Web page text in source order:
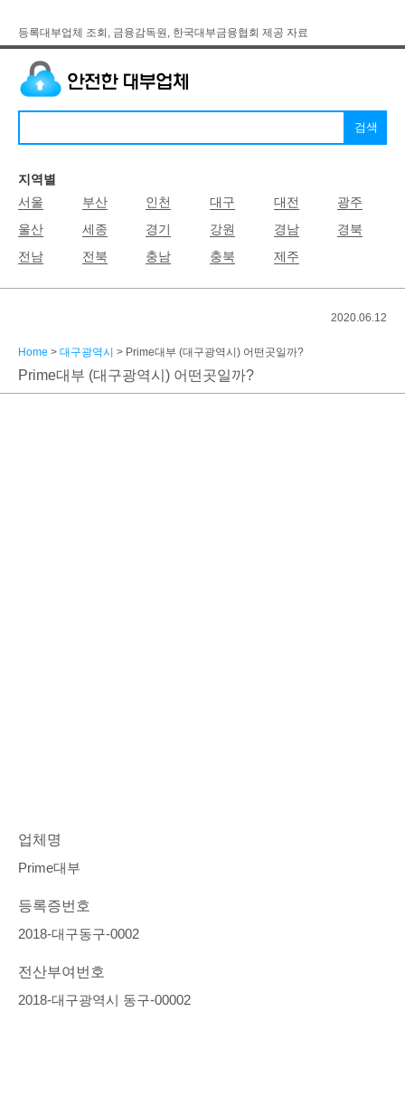
등록대부업체 조회, 금융감독원, 한국대부금융협회 제공 자료
지역별
서울
부산 인천 대구 대전
광주
울산
세종 경기 강원 경남
경북
전남
전북 충남 충북 제주
2020.06.12
Home > 대구광역시 > Prime대부 (대구광역시) 어떤곳일까?
Prime대부 (대구광역시) 어떤곳일까?
업체명
Prime대부
등록증번호
2018-대구동구-0002
전산부여번호
2018-대구광역시 동구-00002